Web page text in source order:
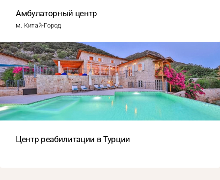
Амбулаторный центр
м. Китай-Город
Центр реабилитации в Турции